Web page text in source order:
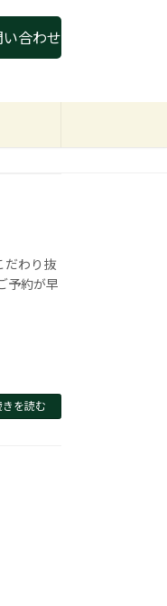
い合わせ
だわり抜
予約が早
きを読む